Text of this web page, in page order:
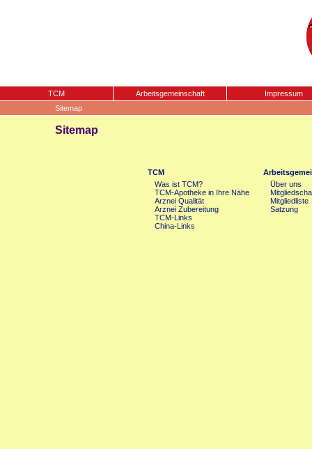
TCM Arbeitsgemeinschaft
Impressum
Sitemap
Sitemap
TCM
Was ist TCM?
TCM-Apotheke in Ihre Nähe
Arznei Qualität
Arznei Zubereitung
TCM-Links
China-Links
Über uns
Mitgliedliste
Satzung